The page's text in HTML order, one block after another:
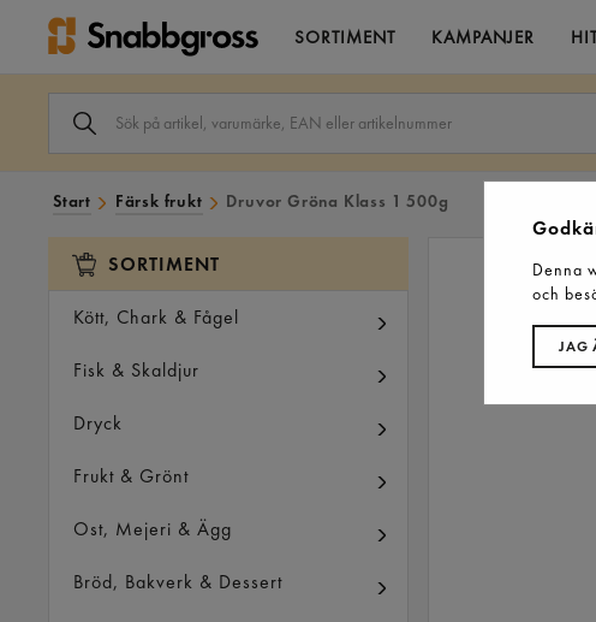
SORTIMENT KAMPANJER
ARTIKEL,
ARTIKELNUMMER
SÖK
FÄLTET.
Start Färsk frukt Druvor Gröna Klass 1 500g
SORTIMENT
Kött, Chark & Fågel
Fisk & Skaldjur
Dryck
Frukt & Grönt
Ost, Mejeri & Ägg
Bröd, Bakverk & Dessert
Denna
och
JAG